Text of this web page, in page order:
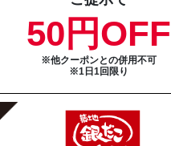
50円OFF
※他クーポンとの併用不可
※1日1回限り